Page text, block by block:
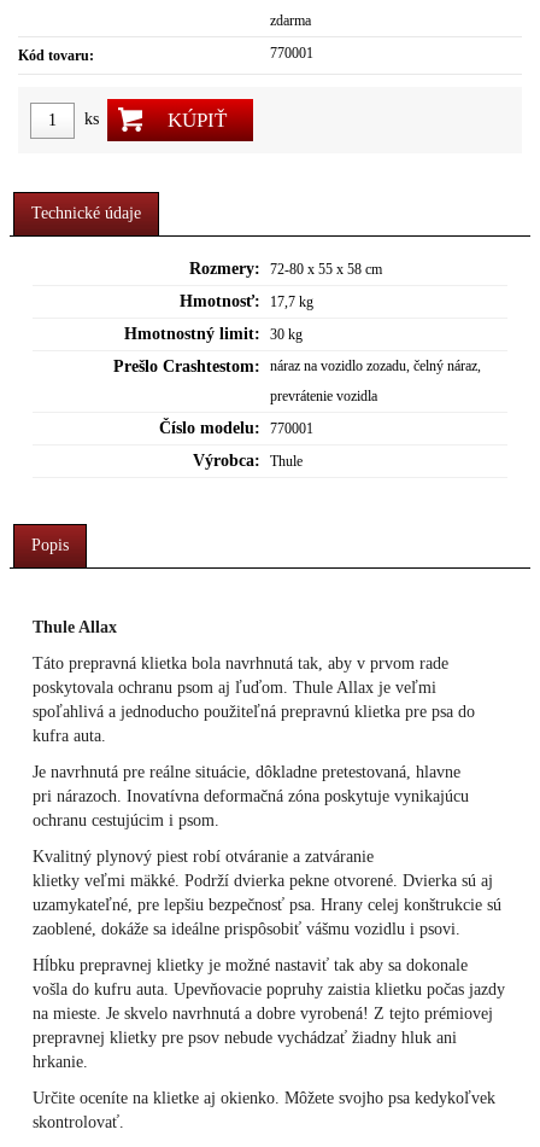
zdarma
Kód tovaru: 770001
ks KÚPIŤ
Technické údaje
Rozmery: 72-80 x 55 x 58 cm
Hmotnosť: 17,7 kg
Hmotnostný limit: 30 kg
Prešlo Crashtestom:
náraz na vozidlo zozadu, čelný náraz,
prevrátenie vozidla
Číslo modelu: 770001
Výrobca: Thule
Popis
Thule Allax
Táto prepravná klietka bola navrhnutá tak, aby v prvom rade
poskytovala ochranu psom aj ľuďom. Thule Allax je veľmi
spoľahlivá a jednoducho použiteľná prepravnú klietka pre psa do
kufra auta.
Je navrhnutá pre reálne situácie, dôkladne pretestovaná, hlavne
pri nárazoch. Inovatívna deformačná zóna poskytuje vynikajúcu
ochranu cestujúcim i psom.
Kvalitný plynový piest robí otváranie a zatváranie
klietky veľmi mäkké. Podrží dvierka pekne otvorené. Dvierka sú aj
uzamykateľné, pre lepšiu bezpečnosť psa. Hrany celej konštrukcie sú
zaoblené, dokáže sa ideálne prispôsobiť vášmu vozidlu i psovi.
Hĺbku prepravnej klietky je možné nastaviť tak aby sa dokonale
vošla do kufru auta. Upevňovacie popruhy zaistia klietku počas jazdy
na mieste. Je skvelo navrhnutá a dobre vyrobená! Z tejto prémiovej
prepravnej klietky pre psov nebude vychádzať žiadny hluk ani
hrkanie.
Určite oceníte na klietke aj okienko. Môžete svojho psa kedykoľvek
skontrolovať.